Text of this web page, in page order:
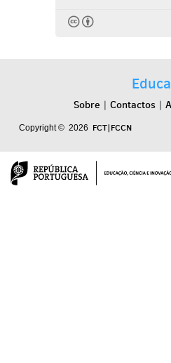
Sobre | Contactos|
Copyright © 2026 FCT|FCCN